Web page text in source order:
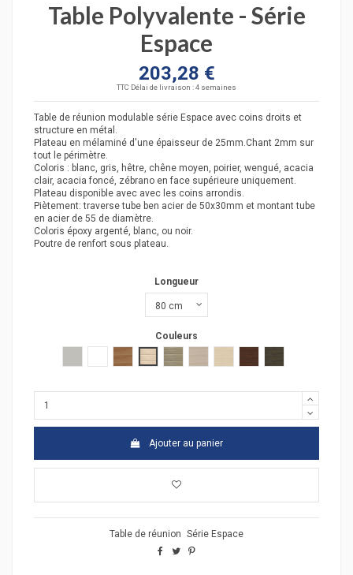
Table Polyvalente - Série
Espace
203,28 €
TTC Délai de livraison : 4 semaines
Table de réunion modulable série Espace avec coins droits et
structure en métal.
Plateau en mélaminé d'une épaisseur de 25mm.Chant 2mm sur
tout le périmètre.
Coloris : blanc, gris, hêtre, chêne moyen, poirier, wengué, acacia
clair, acacia foncé, zébrano en face supérieure uniquement.
Plateau disponible avec avec les coins arrondis.
Piètement: traverse tube ben acier de 50x30mm et montant tube
en acier de 55 de diamètre.
Coloris époxy argenté, blanc, ou noir.
Poutre de renfort sous plateau.
Longueur
Couleurs
poirieracacia clairacacia fonçé
Ajouter au panier
Table de réunion Série Espace